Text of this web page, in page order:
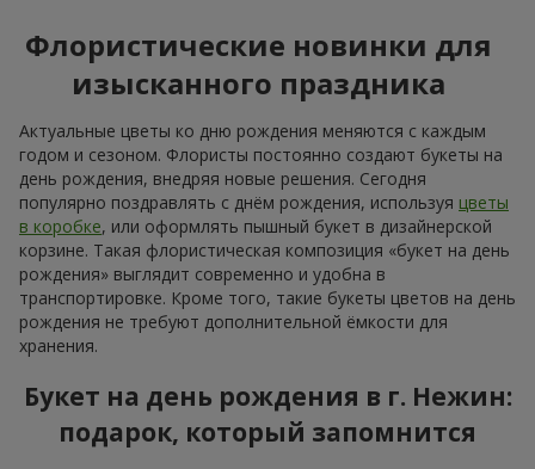
Флористические новинки для
изысканного праздника
Актуальные цветы ко дню рождения меняются с каждым
годом и сезоном. Флористы постоянно создают букеты на
день рождения, внедряя новые решения. Сегодня
популярно поздравлять с днём рождения, используя цветы
в коробке, или оформлять пышный букет в дизайнерской
корзине. Такая флористическая композиция «букет на день
рождения» выглядит современно и удобна в
транспортировке. Кроме того, такие букеты цветов на день
рождения не требуют дополнительной ёмкости для
хранения.
Букет на день рождения в г. Нежин:
подарок, который запомнится